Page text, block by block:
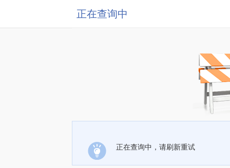
正在查询中
正在查询中，请刷新重试